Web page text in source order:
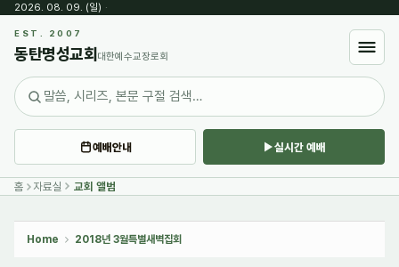
2026. 08. 09. (일) ·
EST. 2007
동탄명성교회 대한예수교장로회
예배안내 실시간 예배
홈 자료실 교회 앨범
Home 2018년 3월특별새벽집회
Sketchbook5, 스케치북5
Sketchbook5, 스케치북5